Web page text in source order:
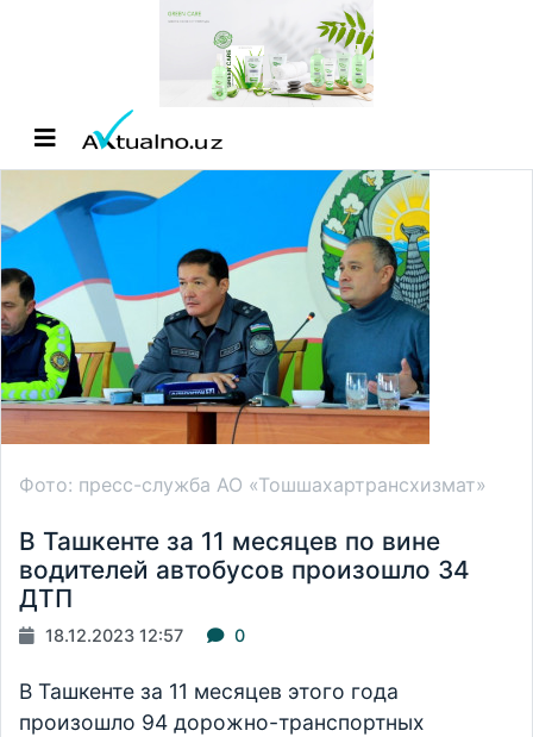
Фото: пресс-служба АО «Тошшахартрансхизмат»
В Ташкенте за 11 месяцев по вине
водителей автобусов произошло 34
ДТП
18.12.2023 12:57 0
В Ташкенте за 11 месяцев этого года
произошло 94 дорожно-транспортных